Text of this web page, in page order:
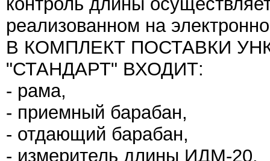
реализованном на
В КОМПЛЕКТ ПОСТАВКИ
"СТАНДАРТ" ВХОДИТ:
- рама,
- приемный барабан,
- отдающий барабан,
- измеритель длины ИДМ-20.